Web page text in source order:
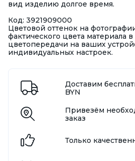
вид изделию долгое время.
Код: 3921909000
Цветовой оттенок на
фактического цвета материала
цветопередачи на ваших
индивидуальных настроек.
Доставим
BYN
Привезём
заказ
Только